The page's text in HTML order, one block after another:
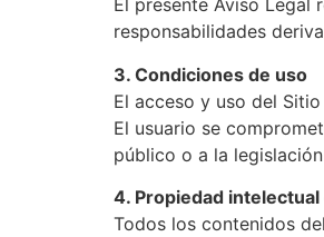
El presente Aviso Legal
responsabilidades
3. Condiciones de uso
El acceso y uso del
El usuario se
público o a la
4. Propiedad
Todos los contenidos